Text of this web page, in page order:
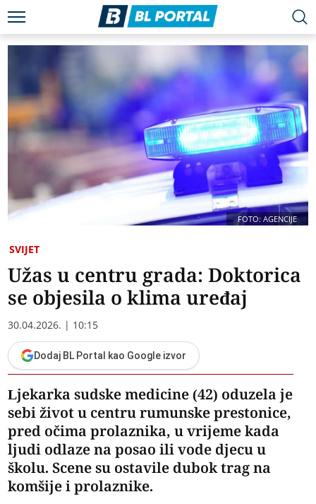
FOTO: AGENCIJE
SVIJET
Užas u centru grada: Doktorica
se objesila o klima uređaj
30.04.2026. | 10:15
Dodaj BL Portal kao Google izvor
Ljekarka sudske medicine (42) oduzela je
sebi život u centru rumunske prestonice,
pred očima prolaznika, u vrijeme kada
ljudi odlaze na posao ili vode djecu u
školu. Scene su ostavile dubok trag na
komšije i prolaznike.